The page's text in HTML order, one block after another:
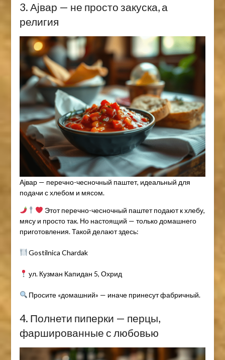
3. Ајвар — не просто закуска, а
религия
Ајвар — перечно-чесночный паштет, идеальный для
подачи с хлебом и мясом.
Этот перечно-чесночный паштет подают к хлебу,
мясу и просто так. Но настоящий — только домашнего
приготовления. Такой делают здесь:
Gostilnica Chardak
ул. Кузман Капидан 5, Охрид
Просите «домашний» — иначе принесут фабричный.
4. Полнети пиперки — перцы,
фаршированные с любовью